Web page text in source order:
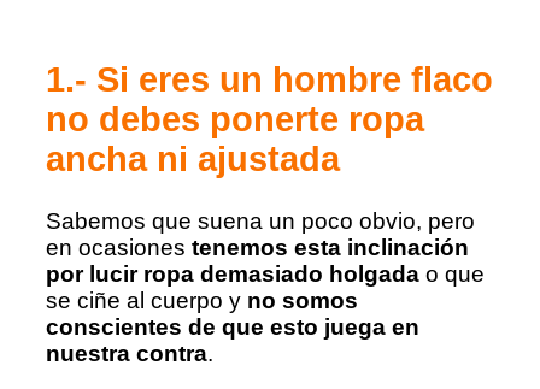
1.- Si eres un hombre flaco
no debes ponerte ropa
ancha ni ajustada
Sabemos que suena un poco obvio, pero
en ocasiones tenemos esta inclinación
por lucir ropa demasiado holgada o que
se ciñe al cuerpo y no somos
conscientes de que esto juega en
nuestra contra.